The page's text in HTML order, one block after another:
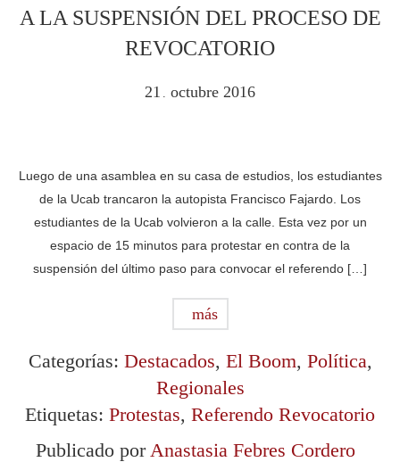
A LA SUSPENSIÓN DEL PROCESO DE
REVOCATORIO
21 . octubre 2016
Luego de una asamblea en su casa de estudios, los estudiantes
de la Ucab trancaron la autopista Francisco Fajardo. Los
estudiantes de la Ucab volvieron a la calle. Esta vez por un
espacio de 15 minutos para protestar en contra de la
suspensión del último paso para convocar el referendo […]
más
Categorías: Destacados, El Boom, Política,
Regionales
Etiquetas: Protestas, Referendo Revocatorio
Publicado porAnastasia Febres Cordero